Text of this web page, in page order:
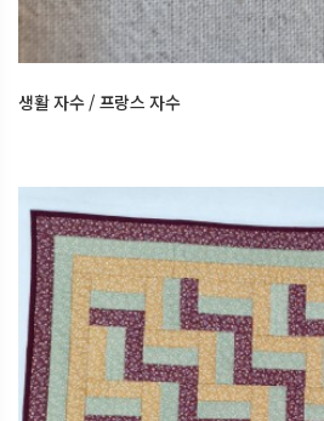
생활 자수 / 프랑스 자수